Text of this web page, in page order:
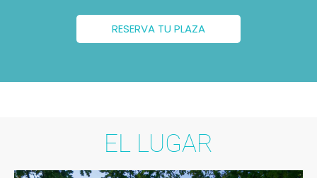
RESERVA TU PLAZA
EL LUGAR